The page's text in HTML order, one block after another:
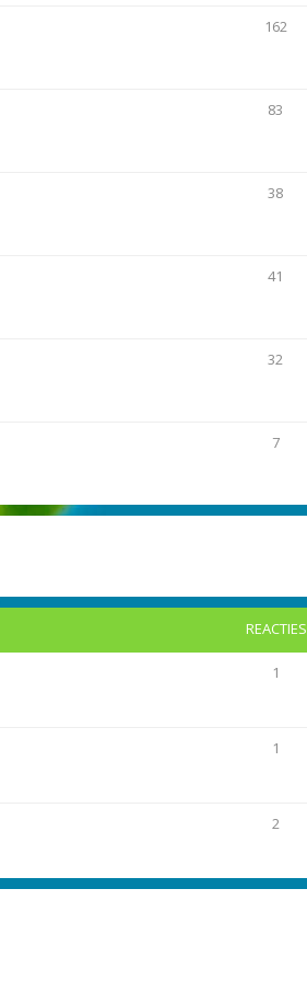
162
83
38
41
32
7
REACTIES
1
1
2